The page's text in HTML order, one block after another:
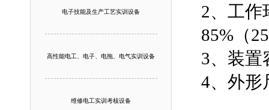
电子技能及生产工艺实训设备
高性能电工、电子、电拖、电气实训设备
维修电工实训考核设备
2、工作
85%（
3、装
4、外形